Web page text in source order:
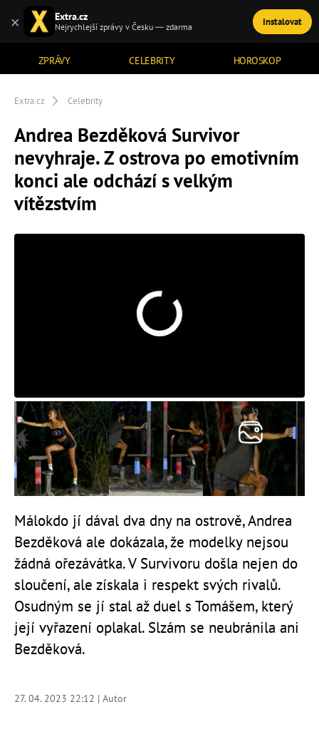
ZPRÁVY CELEBRITY HOROSKOP
TÉMATA
Extra.cz Celebrity
Andrea Bezděková Survivor
nevyhraje. Z ostrova po emotivním
konci ale odchází s velkým
vítězstvím
Málokdo jí dával dva dny na ostrově, Andrea
Bezděková ale dokázala, že modelky nejsou
žádná ořezávátka. V Survivoru došla nejen do
sloučení, ale získala i respekt svých rivalů.
Osudným se jí stal až duel s Tomášem, který
její vyřazení oplakal. Slzám se neubránila ani
Bezděková.
27. 04. 2023 22:12 | Autor
× Extra.cz
Nejrychlejší zprávy v Česku — zdarma Instalovat